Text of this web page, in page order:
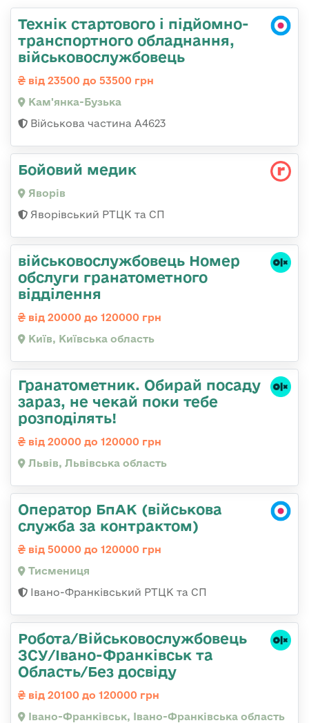
Технік стартового і підйомно-
транспортного обладнання,
військовослужбовець
від 23500 до 53500 грн
Кам'янка-Бузька
Військова частина А4623
Бойовий медик
Яворів
Яворівський РТЦК та СП
військовослужбовець Номер
обслуги гранатометного
відділення
від 20000 до 120000 грн
Київ, Київська область
Гранатометник. Обирай посаду
зараз, не чекай поки тебе
розподілять!
від 20000 до 120000 грн
Львів, Львівська область
Оператор БпАК (військова
служба за контрактом)
від 50000 до 120000 грн
Тисмениця
Івано-Франківський РТЦК та СП
Робота/Військовослужбовець
ЗСУ/Івано-Франківськ та
Область/Без досвіду
від 20100 до 120000 грн
Івано-Франківськ, Івано-Франківська область